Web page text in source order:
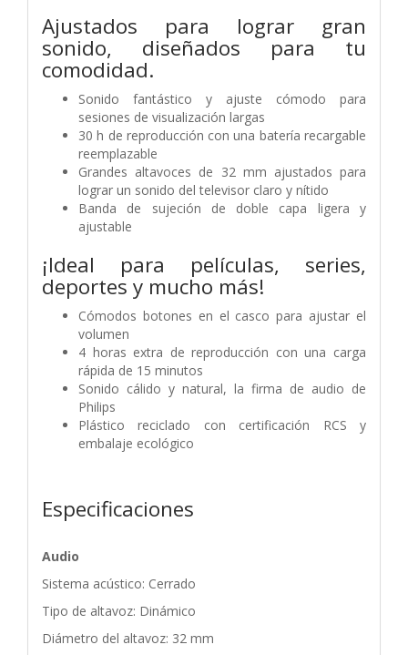
Ajustados para lograr gran
sonido, diseñados para tu
comodidad.
Sonido fantástico y ajuste cómodo para
sesiones de visualización largas
30 h de reproducción con una batería recargable
reemplazable
Grandes altavoces de 32 mm ajustados para
lograr un sonido del televisor claro y nítido
Banda de sujeción de doble capa ligera y
ajustable
¡Ideal para películas, series,
deportes y mucho más!
Cómodos botones en el casco para ajustar el
volumen
4 horas extra de reproducción con una carga
rápida de 15 minutos
Sonido cálido y natural, la firma de audio de
Philips
Plástico reciclado con certificación RCS y
embalaje ecológico
Especificaciones
Audio
Sistema acústico: Cerrado
Tipo de altavoz: Dinámico
Diámetro del altavoz: 32 mm